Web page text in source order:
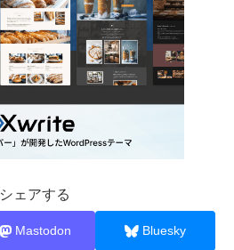
シェアする
Mastodon Bluesky